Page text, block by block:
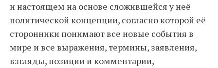
и настоящем на основе сложившейся у неё
политической концепции, согласно которой её
сторонники понимают все новые события в
мире и все выражения, термины, заявления,
взгляды, позиции и комментарии,